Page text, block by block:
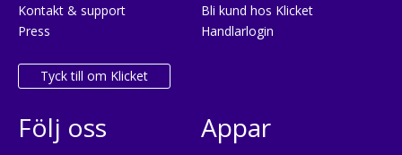
Kontakt & support
Press
Tyck till om Klicket
Bli kund hos Klicket
Handlarlogin
Följ oss Appar